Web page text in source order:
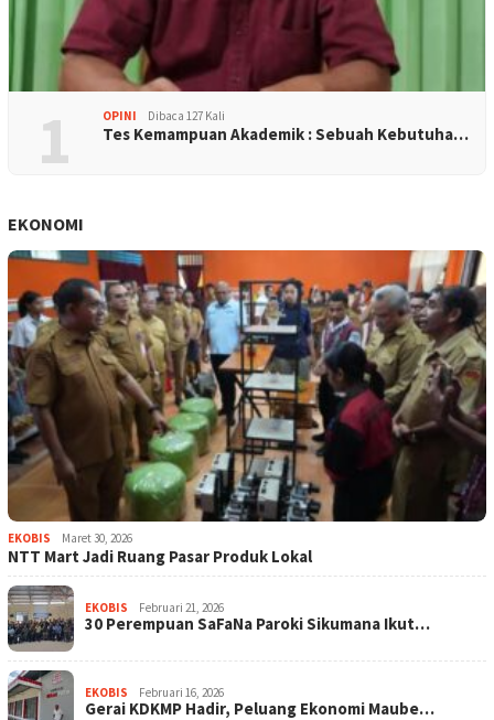
1 OPINI Dibaca 127 Kali
Tes Kemampuan Akademik : Sebuah Kebutuha…
EKONOMI
EKOBIS Maret 30, 2026
NTT Mart Jadi Ruang Pasar Produk Lokal
EKOBIS Februari 21, 2026
30 Perempuan SaFaNa Paroki Sikumana Ikut…
EKOBIS Februari 16, 2026
Gerai KDKMP Hadir, Peluang Ekonomi Maube…